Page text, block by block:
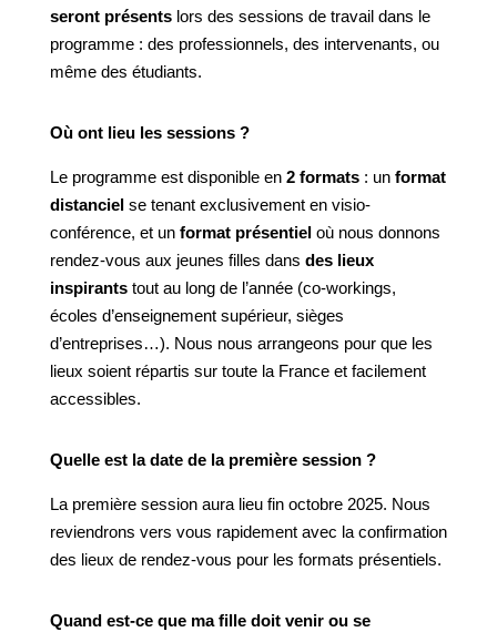
seront présentslors des sessions de travail dans le
programme : des professionnels, des intervenants, ou
même des étudiants.
Où ont lieu les sessions ?
Le programme est disponible en 2 formats: un format
distanciel se tenant exclusivement en visio-
conférence, et un format présentieloù nous donnons
rendez-vous aux jeunes filles dans des lieux
inspirants tout au long de l’année (co-workings,
écoles d’enseignement supérieur, sièges
d’entreprises…). Nous nous arrangeons pour que les
lieux soient répartis sur toute la France et facilement
accessibles.
Quelle est la date de la première session ?
La première session aura lieu fin octobre 2025. Nous
reviendrons vers vous rapidement avec la confirmation
des lieux de rendez-vous pour les formats présentiels.
Quand est-ce que ma fille doit venir ou se